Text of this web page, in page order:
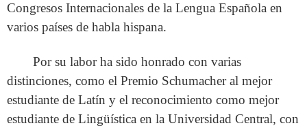
Congresos Internacionales de la Lengua Española en
varios países de habla hispana.
Por su labor ha sido honrado con varias
distinciones, como el Premio Schumacher al mejor
estudiante de Latín y el reconocimiento como mejor
estudiante de Lingüística en la Universidad Central, con